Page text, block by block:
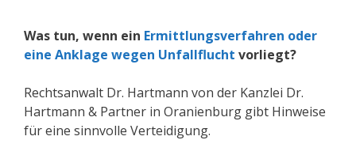
Was tun, wenn ein Ermittlungsverfahren oder
eine Anklage wegen Unfallflucht vorliegt?
Rechtsanwalt Dr. Hartmann von der Kanzlei Dr.
Hartmann & Partner in Oranienburg gibt Hinweise
für eine sinnvolle Verteidigung.